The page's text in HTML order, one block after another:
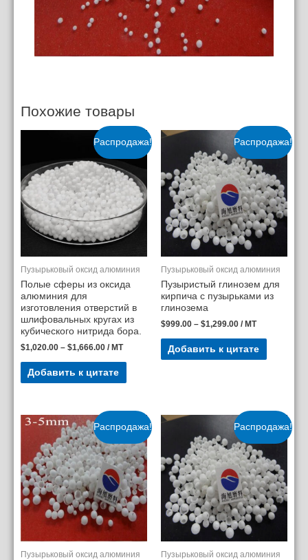
Похожие товары
Распродажа!
Пузырьковый оксид алюминия
Полые сферы из оксида
алюминия для
изготовления отверстий в
шлифовальных кругах из
кубического нитрида бора.
$1,020.00 – $1,666.00 / MT
Добавить к цитате
Распродажа!
Пузырьковый оксид алюминия
Пузыристый глинозем для
кирпича с пузырьками из
глинозема
$999.00 – $1,299.00 / MT
Добавить к цитате
Распродажа!
Пузырьковый оксид алюминия
Распродажа!
Пузырьковый оксид алюминия